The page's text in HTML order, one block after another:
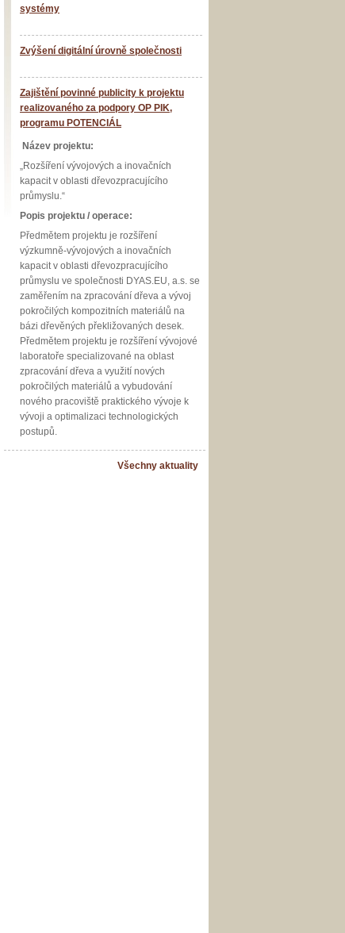
systémy
Zvýšení digitální úrovně společnosti
Zajištění povinné publicity k projektu
realizovaného za podpory OP PIK,
programu POTENCIÁL
Název projektu:
„Rozšíření vývojových a inovačních
kapacit v oblasti dřevozpracujícího
průmyslu.“
Popis projektu / operace:
Předmětem projektu je rozšíření
výzkumně-vývojových a inovačních
kapacit v oblasti dřevozpracujícího
průmyslu ve společnosti DYAS.EU, a.s. se
zaměřením na zpracování dřeva a vývoj
pokročilých kompozitních materiálů na
bázi dřevěných překližovaných desek.
Předmětem projektu je rozšíření vývojové
laboratoře specializované na oblast
zpracování dřeva a využití nových
pokročilých materiálů a vybudování
nového pracoviště praktického vývoje k
vývoji a optimalizaci technologických
postupů.
Všechny aktuality